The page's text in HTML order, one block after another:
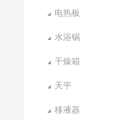
电热板
水浴锅
干燥箱
天平
移液器